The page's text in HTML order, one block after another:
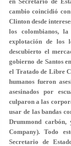
cambio coincidió
Clinton desde
los colombianos,
explotación de los
descubierto el
gobierno de Santos
el Tratado de Libre
humanos fueron
asesinados por
culparon a las
usar de las bandas
Drummond
Company). Todo
Secretario de